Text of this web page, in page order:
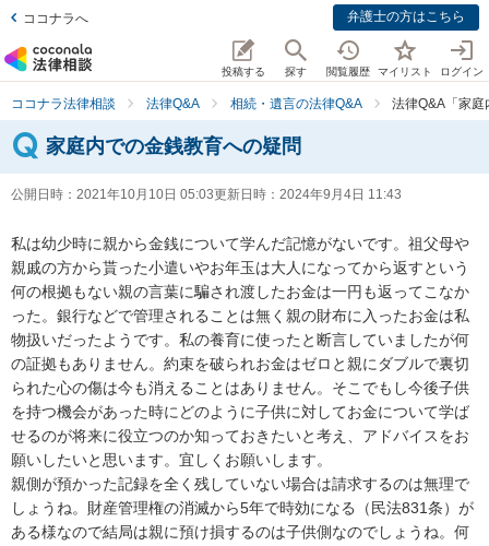
ココナラへ 弁護士の方はこちら
投稿する 探す 閲覧履歴 マイリスト ログイン
ココナラ法律相談 法律Q&A 相続・遺言の法律Q&A 法律Q&A「家
家庭内での金銭教育への疑問
公開日時： 2021年10月10日 05:03更新日時： 2024年9月4日 11:43
私は幼少時に親から金銭について学んだ記憶がないです。祖父母や
親戚の方から貰った小遣いやお年玉は大人になってから返すという
何の根拠もない親の言葉に騙され渡したお金は一円も返ってこなか
った。銀行などで管理されることは無く親の財布に入ったお金は私
物扱いだったようです。私の養育に使ったと断言していましたが何
の証拠もありません。約束を破られお金はゼロと親にダブルで裏切
られた心の傷は今も消えることはありません。そこでもし今後子供
を持つ機会があった時にどのように子供に対してお金について学ば
せるのが将来に役立つのか知っておきたいと考え、アドバイスをお
願いしたいと思います。宜しくお願いします。
親側が預かった記録を全く残していない場合は請求するのは無理で
しょうね。財産管理権の消滅から5年で時効になる（民法831条）が
ある様なので結局は親に預け損するのは子供側なのでしょうね。何